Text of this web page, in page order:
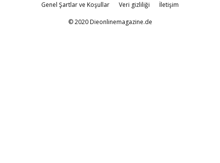
Genel Şartlar ve Koşullar Veri gizliliği İletişim
© 2020 Dieonlinemagazine.de